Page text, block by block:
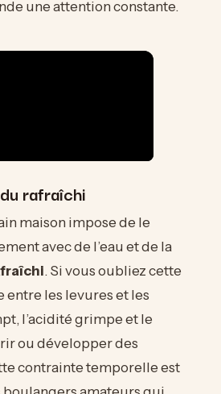
une attention constante.
rafraîchi
maison impose de le
avec de l’eau et de la
. Si vous oubliez cette
entre les levures et les
l’acidité grimpe et le
ou développer des
contrainte temporelle est